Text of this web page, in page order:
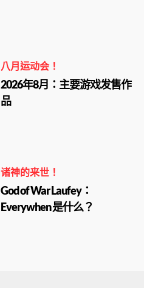
八月运动会！
2026年8月：主要游戏发售作
品
诸神的来世！
God of War Laufey：
Everywhen 是什么？